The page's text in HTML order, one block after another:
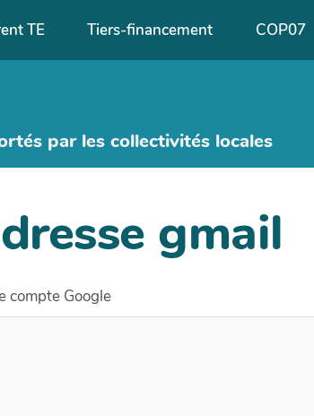
TE Tiers-financement COP07
par les collectivités locales
gmail
compte Google